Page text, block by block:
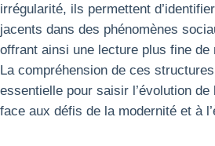
irrégularité, ils permettent
jacents dans des phénomènes
offrant ainsi une lecture plus fine de
La compréhension de ces
essentielle pour saisir l’évolution
face aux défis de la modernité et à